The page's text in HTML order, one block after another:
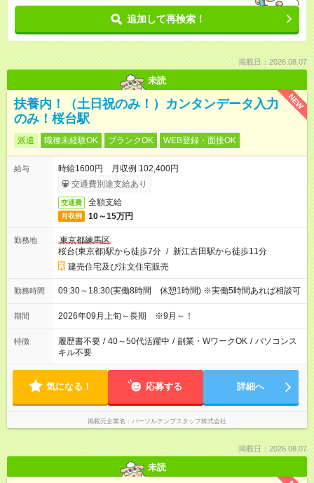
追加して再検索！
掲載日：2026.08.07
未読
NEW
扶養内！（土日祝のみ！）カンタンデータ入力
のみ！桜台駅
派遣 職種未経験OK ブランクOK WEB登録・面接OK
給与
時給1600円 月収例 102,400円
交通費別途支給あり
交通費 全額支給
月収例 10～15万円
勤務地
東京都練馬区
桜台(東京都)駅から徒歩7分 / 新江古田駅から徒歩11分
建売住宅及び注文住宅販売
勤務時間 09:30～18:30(実働8時間 休憩1時間) ※実働5時間あれば相談可
期間 2026年09月上旬～長期 ※9月～！
特徴 履歴書不要 / 40～50代活躍中 / 副業・WワークOK / パソコンス
キル不要
気になる！ 応募する 詳細へ
掲載元企業名 パーソルテンプスタッフ株式会社
掲載日：2026.08.07
未読